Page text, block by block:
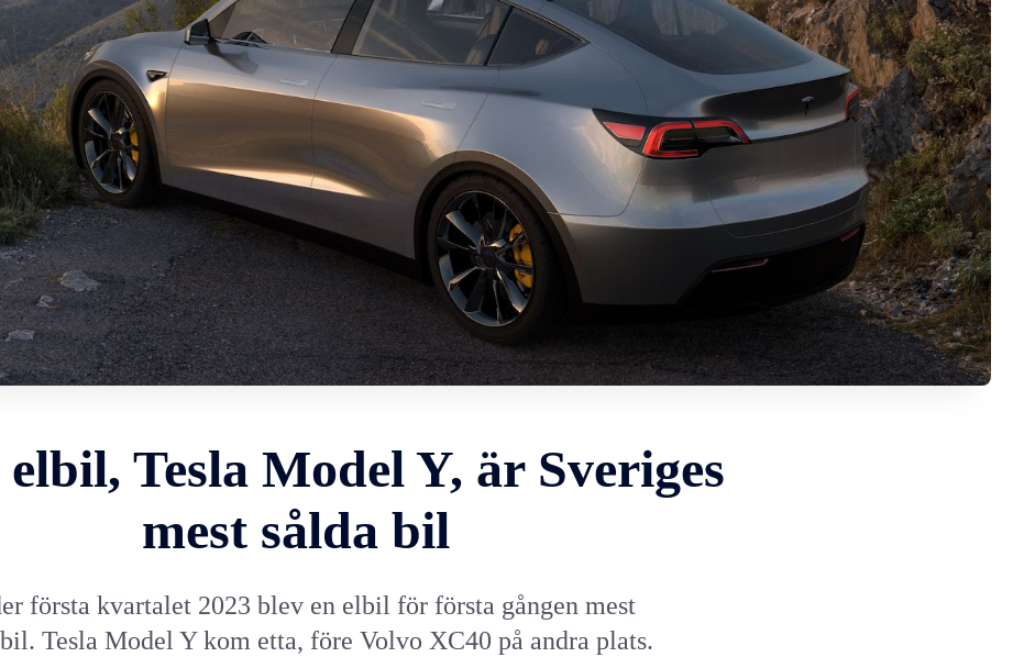
elbil, Tesla Model Y, är Sveriges
mest sålda bil
första kvartalet 2023 blev en elbil för första gången mest
Tesla Model Y kom etta, före Volvo XC40 på andra plats.